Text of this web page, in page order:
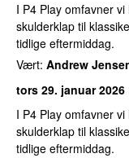
I P4 Play omfavner
skulderklap til
tidlige eftermiddag.
Vært: Andrew
tors 29. januar 2026
I P4 Play omfavner
skulderklap til
tidlige eftermiddag.